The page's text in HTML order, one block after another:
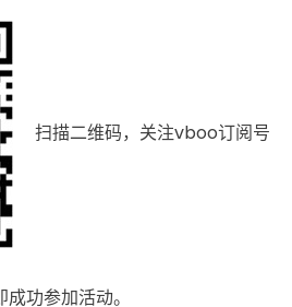
扫描二维码，关注vboo订阅号
功参加活动。